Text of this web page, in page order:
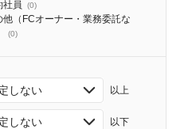
社員 (0)
他（FCオーナー・業務委託な
(0)
しない 以上
しない 以下